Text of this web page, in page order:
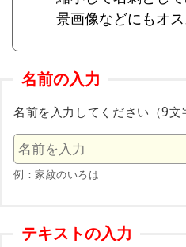
景画像などにもオス
名前の入力
名前を入力してください（9文
例：家紋のいろは
テキストの入力